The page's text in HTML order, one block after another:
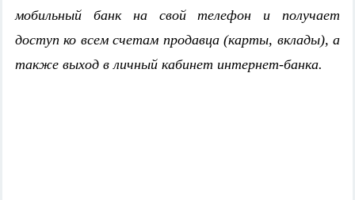
мобильный банк на свой телефон и получает
доступ ко всем счетам продавца (карты, вклады), а
также выход в личный кабинет интернет-банка.